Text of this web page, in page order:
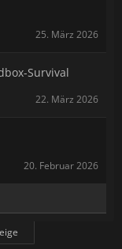
25. März 2026
Survival
22. März 2026
20. Februar 2026